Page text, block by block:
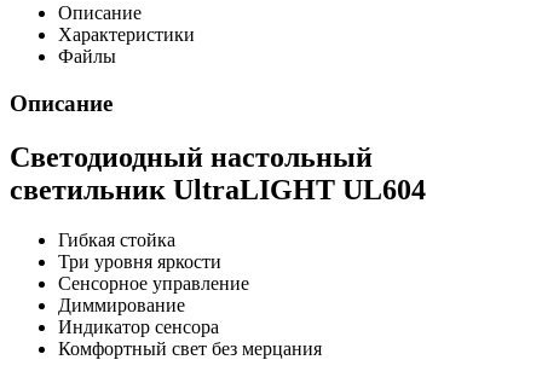
Описание
Характеристики
Файлы
Описание
Светодиодный настольный
светильник UltraLIGHT UL604
Гибкая стойка
Три уровня яркости
Сенсорное управление
Диммирование
Индикатор сенсора
Комфортный свет без мерцания